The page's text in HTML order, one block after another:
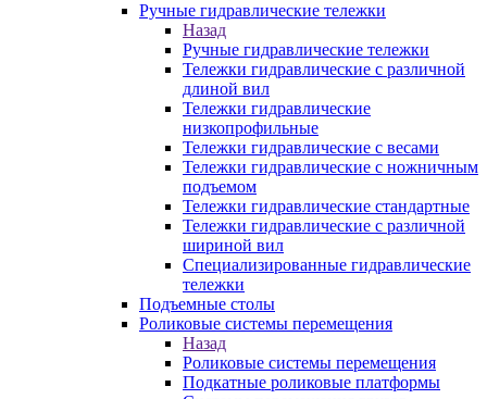
Ручные гидравлические тележки
Назад
Ручные гидравлические тележки
Тележки гидравлические с различной
длиной вил
Тележки гидравлические
низкопрофильные
Тележки гидравлические с весами
Тележки гидравлические с ножничным
подъемом
Тележки гидравлические стандартные
Тележки гидравлические с различной
шириной вил
Специализированные гидравлические
тележки
Подъемные столы
Роликовые системы перемещения
Назад
Роликовые системы перемещения
Подкатные роликовые платформы